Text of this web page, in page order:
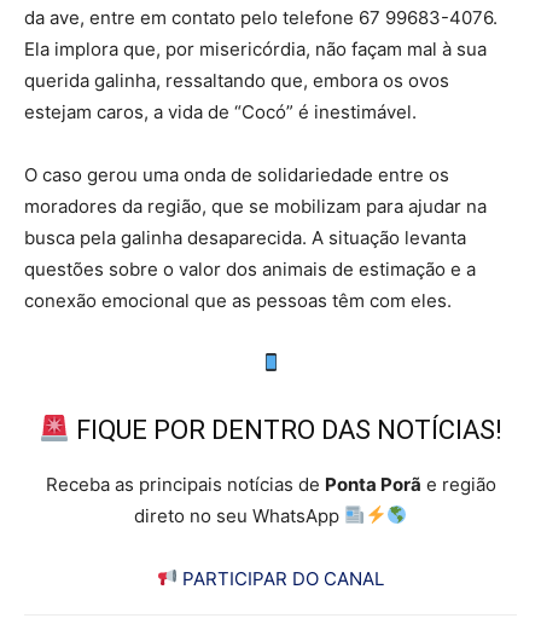
da ave, entre em contato pelo telefone 67 99683-4076.
Ela implora que, por misericórdia, não façam mal à sua
querida galinha, ressaltando que, embora os ovos
estejam caros, a vida de “Cocó” é inestimável.
O caso gerou uma onda de solidariedade entre os
moradores da região, que se mobilizam para ajudar na
busca pela galinha desaparecida. A situação levanta
questões sobre o valor dos animais de estimação e a
conexão emocional que as pessoas têm com eles.
FIQUE POR DENTRO DAS NOTÍCIAS!
Receba as principais notícias de Ponta Porã e região
direto no seu WhatsApp
PARTICIPAR DO CANAL